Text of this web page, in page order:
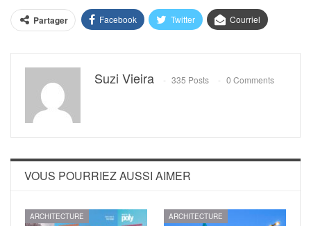
Partager Facebook Twitter Courriel
Suzi Vieira 335 Posts 0 Comments
VOUS POURRIEZ AUSSI AIMER
ARCHITECTURE ARCHITECTURE